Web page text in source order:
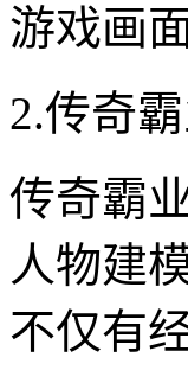
游戏画
2.传奇
传奇霸
人物建
不仅有